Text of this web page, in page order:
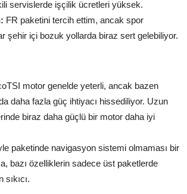
servislerde işçilik ücretleri yüksek.
FR paketini tercih ettim, ancak spor
şehir içi bozuk yollarda biraz sert gelebiliyor.
motor genelde yeterli, ancak bazen
daha fazla güç ihtiyacı hissediliyor. Uzun
biraz daha güçlü bir motor daha iyi
paketinde navigasyon sistemi olmaması bir
bazı özelliklerin sadece üst paketlerde